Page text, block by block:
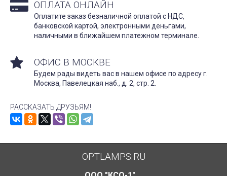
ОПЛАТА ОНЛАЙН
Оплатите заказ безналичной оплатой с НДС,
банковской картой, электронными деньгами,
наличными в ближайшем платежном терминале.
ОФИС В МОСКВЕ
Будем рады видеть вас в нашем офисе по адресу г.
Москва, Павелецкая наб., д. 2, стр. 2.
РАССКАЗАТЬ ДРУЗЬЯМ!
OPTLAMPS.RU